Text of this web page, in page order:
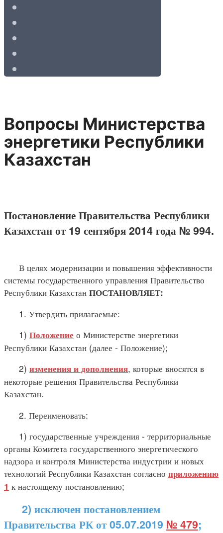
Вопросы Министерства
энергетики Республики
Казахстан
Постановление Правительства Республики
Казахстан от 19 сентября 2014 года № 994.
В целях модернизации и повышения эффективности
системы государственного управления Правительство
Республики Казахстан ПОСТАНОВЛЯЕТ:
1. Утвердить прилагаемые:
1) Положение о Министерстве энергетики
Республики Казахстан (далее - Положение);
2) изменения и дополнения, которые вносятся в
некоторые решения Правительства Республики
Казахстан.
2. Переименовать:
1) государственные учреждения - территориальные
органы Комитета государственного энергетического
надзора и контроля Министерства индустрии и новых
технологий Республики Казахстан согласно приложению
1 к настоящему постановлению;
2) исключен постановлением
Правительства РК от 05.07.2019 № 479;